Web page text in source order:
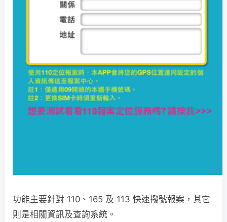
功能主要針對 110、165 及 113 快速撥號報案，其它
則是相關資訊及查詢系統。